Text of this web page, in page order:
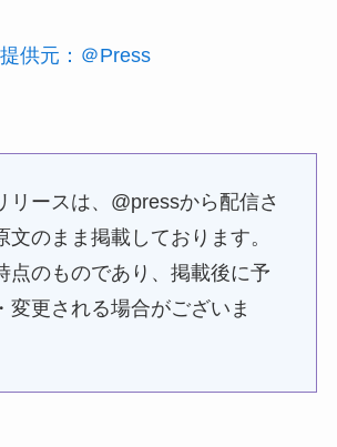
供元：＠Press
ースは、@pressから配信さ
文のまま掲載しております。
点のものであり、掲載後に予
変更される場合がございま